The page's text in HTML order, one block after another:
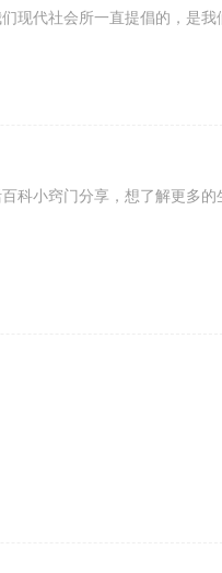
现代社会所一直提倡的，是我
科小窍门分享，想了解更多的